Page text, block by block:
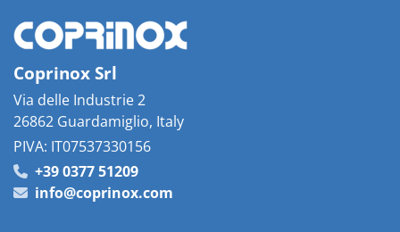
Coprinox Srl
Via delle Industrie 2
26862 Guardamiglio, Italy
PIVA: IT07537330156
+39 0377 51209
info@coprinox.com